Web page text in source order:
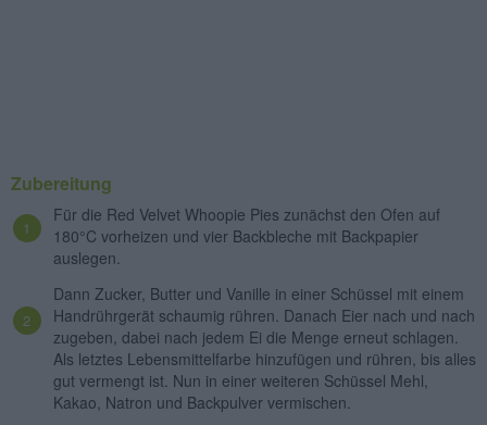
Zubereitung
Für die Red Velvet Whoopie Pies zunächst den Ofen auf
180°C vorheizen und vier Backbleche mit Backpapier
auslegen.
Dann Zucker, Butter und Vanille in einer Schüssel mit einem
Handrührgerät schaumig rühren. Danach Eier nach und nach
zugeben, dabei nach jedem Ei die Menge erneut schlagen.
Als letztes Lebensmittelfarbe hinzufügen und rühren, bis alles
gut vermengt ist. Nun in einer weiteren Schüssel Mehl,
Kakao, Natron und Backpulver vermischen.